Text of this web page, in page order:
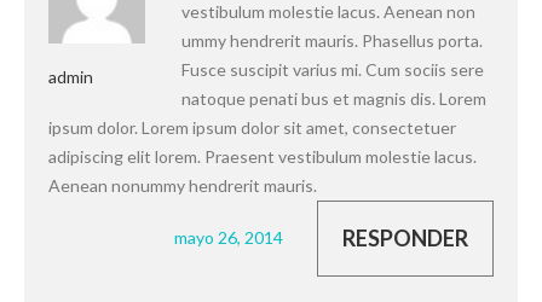
admin
vestibulum molestie lacus. Aenean non
ummy hendrerit mauris. Phasellus porta.
Fusce suscipit varius mi. Cum sociis sere
natoque penati bus et magnis dis. Lorem
ipsum dolor. Lorem ipsum dolor sit amet, consectetuer
adipiscing elit lorem. Praesent vestibulum molestie lacus.
Aenean nonummy hendrerit mauris.
RESPONDER
mayo 26, 2014